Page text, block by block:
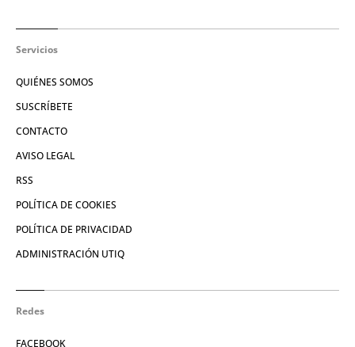
Servicios
QUIÉNES SOMOS
SUSCRÍBETE
CONTACTO
AVISO LEGAL
RSS
POLÍTICA DE COOKIES
POLÍTICA DE PRIVACIDAD
ADMINISTRACIÓN UTIQ
Redes
FACEBOOK